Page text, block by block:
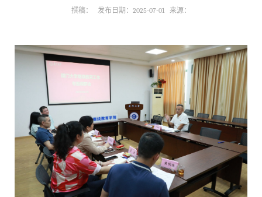
撰稿： 发布日期：2025-07-01 来源：